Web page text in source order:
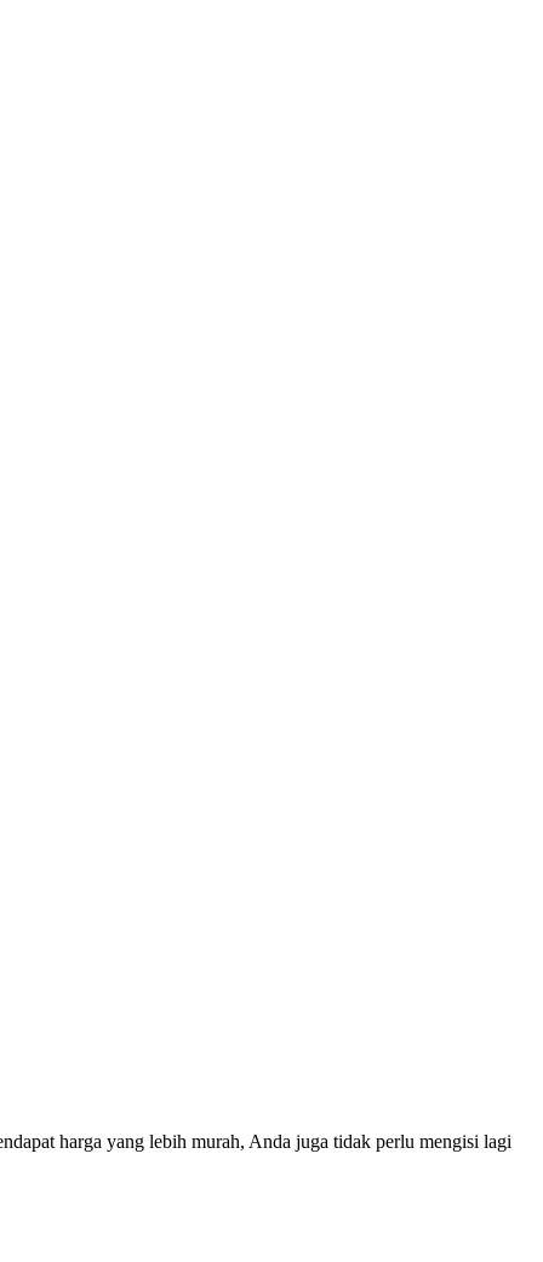
harga yang lebih murah, Anda juga tidak perlu mengisi lagi